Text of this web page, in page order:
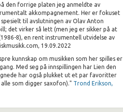
den forrige platen jeg anmeldte av
akkompagnement. Her er fokuset
til avslutningen av Olav Anton
det virker så lett (men jeg er sikker på at
8), en rent instrumentell utvidelse av
19.09.2022
kunnskap om musikken som her spilles er
Med seg på innspillingen har Lien den
har også plukket ut et par favoritter
som digger saxofon)." Trond Erikson,